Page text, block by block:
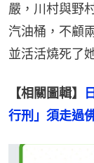
嚴，川村與野
汽油桶，不顧
並活活燒死了
【相關圖輯】
行刑」須走過